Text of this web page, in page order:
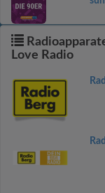
Love Radio